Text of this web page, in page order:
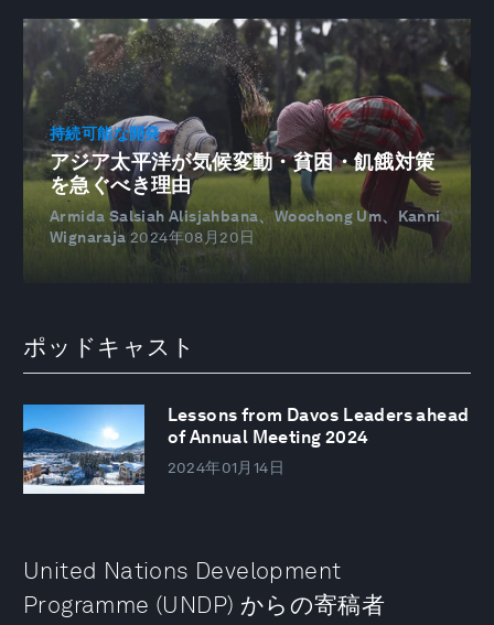
持続可能な開発
アジア太平洋が気候変動・貧困・飢餓対策
を急ぐべき理由
Armida Salsiah Alisjahbana、Woochong Um、Kanni
Wignaraja 2024年08月20日
ポッドキャスト
Lessons from Davos Leaders ahead
of Annual Meeting 2024
2024年01月14日
United Nations Development
Programme (UNDP) からの寄稿者